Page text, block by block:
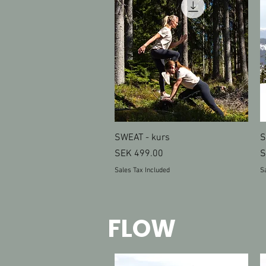
Quick View
SWEAT - kurs
Price
SEK 499.00
Sales Tax Included
FLOW